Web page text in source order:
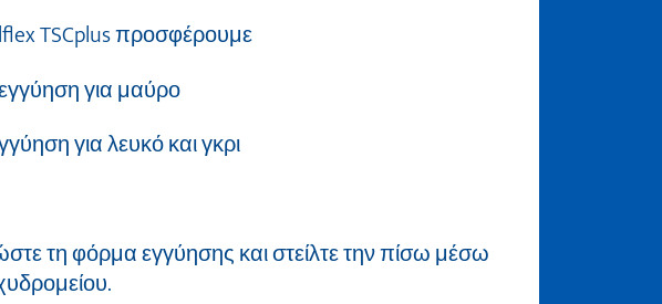
TSCplus προσφέρουμε
για μαύρο
για λευκό και γκρι
τη φόρμα εγγύησης και στείλτε την πίσω μέσω